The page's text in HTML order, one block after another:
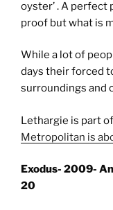
oyster’ . A
proof but what is
While a lot of
days their forced
surroundings and
Lethargie is part
Metropolitan is
Exodus- 2009-
20